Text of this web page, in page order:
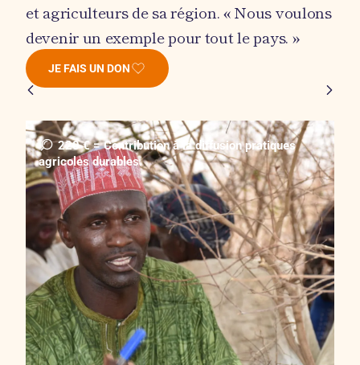
et agriculteurs de sa région. « Nous voulons
devenir un exemple pour tout le pays. »
JE FAIS UN DON
220 € = Contribution à la diffusion pratiques
agricoles durables.
Avec un don de 220 €
55 € après réduction fiscale
Vous contribuez par exemple à former des
personnes qui accompagneront ensuite des
agricultrices et des agriculteurs vers des pratiques
agricoles durables.